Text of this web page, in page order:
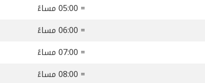
= 05:00 مساءً
= 06:00 مساءً
= 07:00 مساءً
= 08:00 مساءً